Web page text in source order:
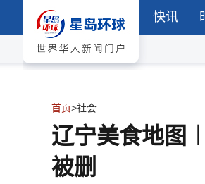
快讯
首页>社会
辽宁美食地图
被删